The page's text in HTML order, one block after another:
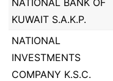
NATIONAL BANK OF
KUWAIT S.A.K.P.
NATIONAL
INVESTMENTS
COMPANY K.S.C.